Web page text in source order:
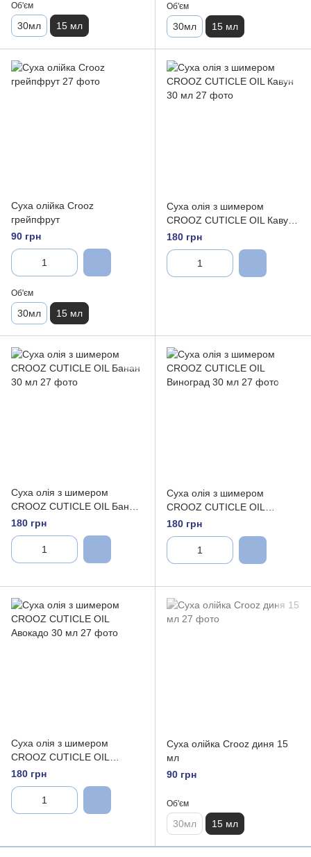
Об'єм
30мл 15 мл
Об'єм
30мл 15 мл
Суха олійка Crooz
грейпфрут
90 грн
Об'єм
30мл 15 мл
Суха олія з шимером
CROOZ CUTICLE OIL Кавун
30 мл
180 грн
Суха олія з шимером
CROOZ CUTICLE OIL Банан
30 мл
180 грн
Суха олія з шимером
CROOZ CUTICLE OIL
Виноград 30 мл
180 грн
Суха олія з шимером
CROOZ CUTICLE OIL
Авокадо 30 мл
180 грн
Суха олійка Crooz диня 15
мл
90 грн
Об'єм
30мл 15 мл